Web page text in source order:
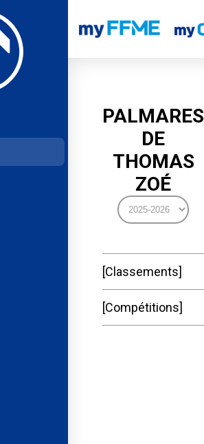
de compétitions Classements
PALMARES
DE
THOMAS
ZOÉ
Classements
Compétitions